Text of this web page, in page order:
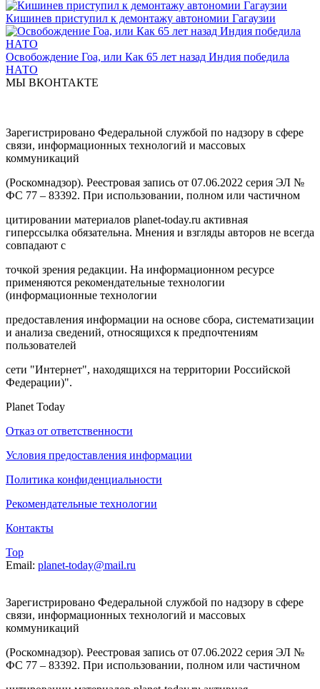
Кишинев приступил к демонтажу автономии Гагаузии
Освобождение Гоа, или Как 65 лет назад Индия победила
НАТО
МЫ ВКОНТАКТЕ
Зарегистрировано Федеральной службой по надзору в сфере
связи, информационных технологий и массовых
коммуникаций
(Роскомнадзор). Реестровая запись от 07.06.2022 серия ЭЛ №
ФС 77 – 83392. При использовании, полном или частичном
цитировании материалов planet-today.ru активная
гиперссылка обязательна. Мнения и взгляды авторов не всегда
совпадают с
точкой зрения редакции. На информационном ресурсе
применяются рекомендательные технологии
(информационные технологии
предоставления информации на основе сбора, систематизации
и анализа сведений, относящихся к предпочтениям
пользователей
сети "Интернет", находящихся на территории Российской
Федерации)".
Planet Today
Отказ от ответственности
Условия предоставления информации
Политика конфиденциальности
Рекомендательные технологии
Контакты
Top
Email: planet-today@mail.ru
Зарегистрировано Федеральной службой по надзору в сфере
связи, информационных технологий и массовых
коммуникаций
(Роскомнадзор). Реестровая запись от 07.06.2022 серия ЭЛ №
ФС 77 – 83392. При использовании, полном или частичном